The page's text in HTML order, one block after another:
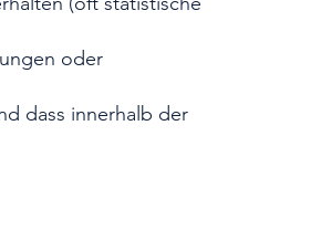
oder
dass innerhalb der